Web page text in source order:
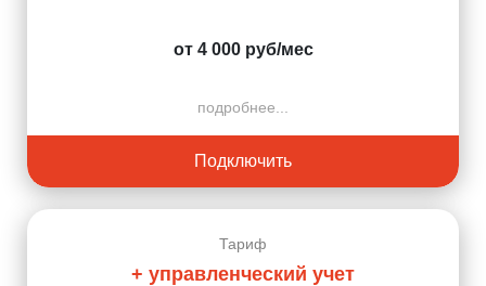
от 4 000 руб/мес
подробнее...
Подключить
Тариф
+ управленческий учет